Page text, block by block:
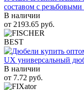
составом с
В наличии
от 2193.65 руб.
BEST
UX универсальный
В наличии
от 7.72 руб.